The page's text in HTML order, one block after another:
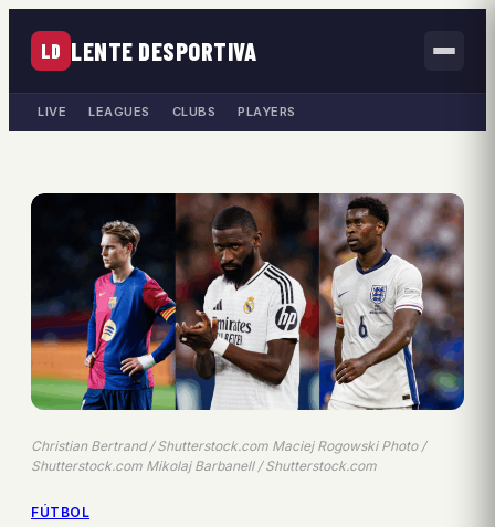
LD LENTE DESPORTIVA
LIVE LEAGUES CLUBS PLAYERS
Christian Bertrand / Shutterstock.com Maciej Rogowski Photo /
Shutterstock.com Mikolaj Barbanell / Shutterstock.com
FÚTBOL